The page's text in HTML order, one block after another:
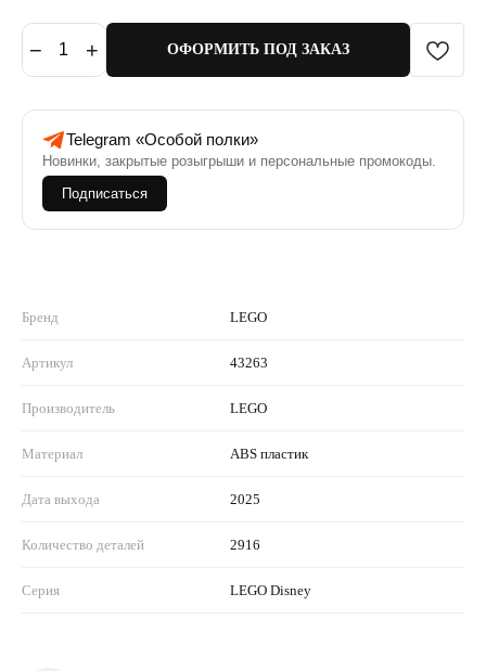
− 1 + ОФОРМИТЬ ПОД ЗАКАЗ
Telegram «Особой полки»
Новинки, закрытые розыгрыши и персональные промокоды.
Подписаться
Бренд LEGO
Артикул 43263
Производитель LEGO
Материал ABS пластик
Дата выхода 2025
Количество деталей 2916
Серия LEGO Disney